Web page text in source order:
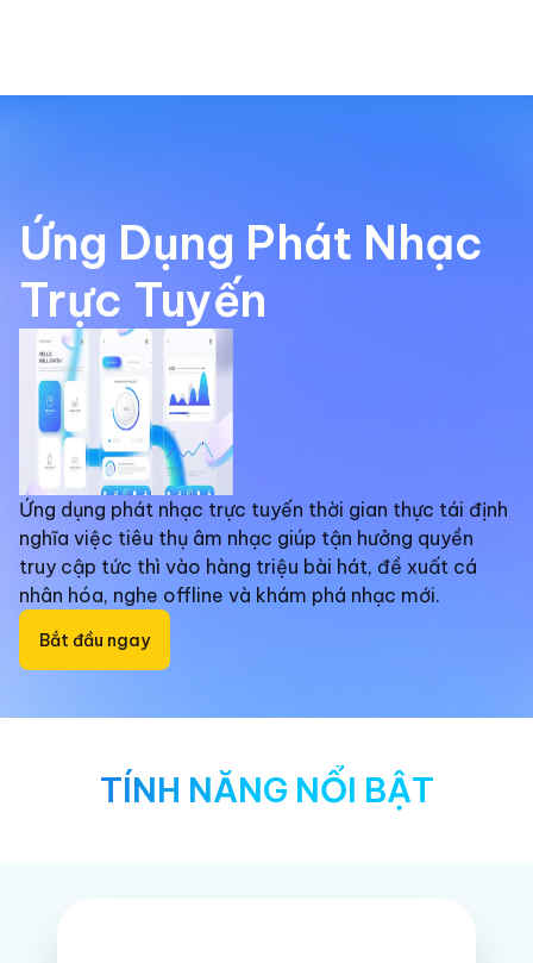
Ứng Dụng Phát Nhạc
Trực Tuyến
Ứng dụng phát nhạc trực tuyến thời gian thực tái định
nghĩa việc tiêu thụ âm nhạc giúp tận hưởng quyền
truy cập tức thì vào hàng triệu bài hát, đề xuất cá
nhân hóa, nghe offline và khám phá nhạc mới.
Bắt đầu ngay
TÍNH NĂNG NỔI BẬT